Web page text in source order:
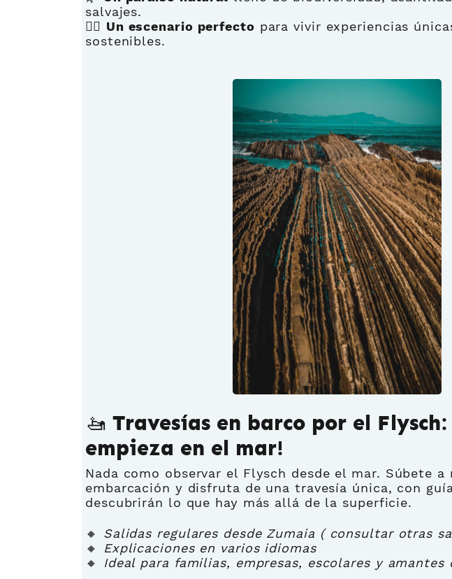
salvajes.
🚶‍♀️ Un escenario perfecto para vivir experiencias
sostenibles.
🚤 Travesías en barco por el
empieza en el mar!
Nada como observar el Flysch desde el mar. Súbete a
embarcación y disfruta de una travesía única, con
descubrirán lo que hay más allá de la superficie.
🔸 Salidas regulares desde Zumaia ( consultar otras
🔸
Explicaciones en varios idiomas
🔸
Ideal para familias, empresas, escolares y amantes